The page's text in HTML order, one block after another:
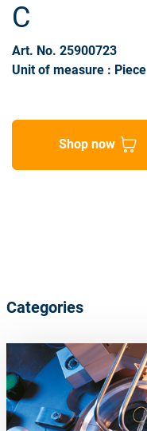
C
Art. No. 25900723
Unit of measure : Piece
Shop now
Categories